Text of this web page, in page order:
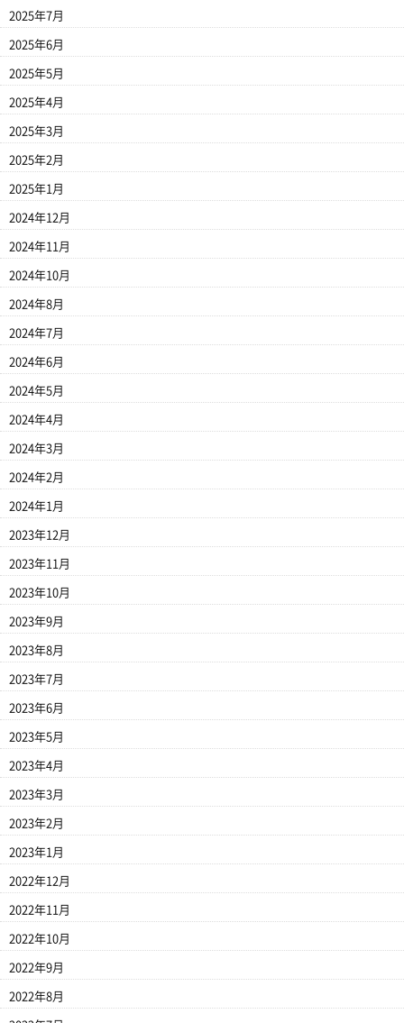
2025年7月
2025年6月
2025年5月
2025年4月
2025年3月
2025年2月
2025年1月
2024年12月
2024年11月
2024年10月
2024年8月
2024年7月
2024年6月
2024年5月
2024年4月
2024年3月
2024年2月
2024年1月
2023年12月
2023年11月
2023年10月
2023年9月
2023年8月
2023年7月
2023年6月
2023年5月
2023年4月
2023年3月
2023年2月
2023年1月
2022年12月
2022年11月
2022年10月
2022年9月
2022年8月